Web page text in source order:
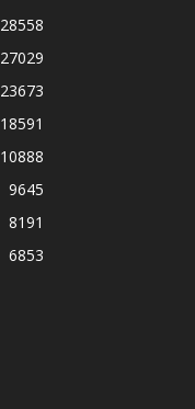
28558
27029
23673
18591
10888
9645
8191
6853